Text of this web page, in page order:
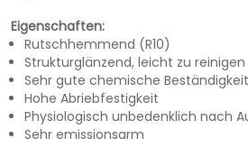
Eigenschaften:
Rutschhemmend (R10)
Strukturglänzend, leicht zu reinigen
Sehr gute chemische Beständigkeit
Hohe Abriebfestigkeit
Physiologisch unbedenklich nach
Sehr emissionsarm